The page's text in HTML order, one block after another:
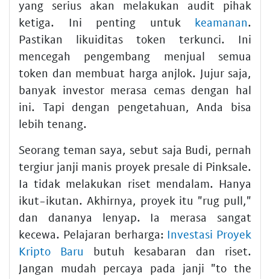
yang serius akan melakukan audit pihak
ketiga. Ini penting untuk keamanan.
Pastikan likuiditas token terkunci. Ini
mencegah pengembang menjual semua
token dan membuat harga anjlok. Jujur saja,
banyak investor merasa cemas dengan hal
ini. Tapi dengan pengetahuan, Anda bisa
lebih tenang.
Seorang teman saya, sebut saja Budi, pernah
tergiur janji manis proyek presale di Pinksale.
Ia tidak melakukan riset mendalam. Hanya
ikut-ikutan. Akhirnya, proyek itu "rug pull,"
dan dananya lenyap. Ia merasa sangat
kecewa. Pelajaran berharga: Investasi Proyek
Kripto Baru butuh kesabaran dan riset.
Jangan mudah percaya pada janji "to the